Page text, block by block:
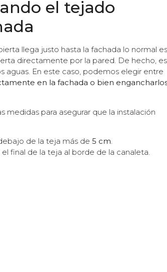
el tejado
llega justo hasta la fachada lo normal es
directamente por la pared. De hecho,
aguas. En este caso, podemos elegir entre
en la fachada o bien
medidas para asegurar que la instalación
de la teja más de 5 cm.
final de la teja al borde de la canaleta.